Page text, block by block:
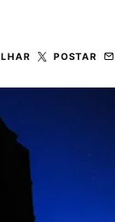
POSTAR